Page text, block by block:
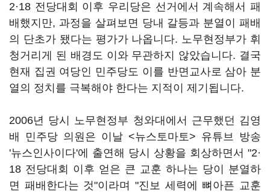
2·18 전당대회 이후 우리당은 선거에서 계속해서 패
배했지만, 과정을 살펴보면 당내 갈등과 분열이 패배
의 단초가 됐다는 평가가 나옵니다. 노무현정부가 휘
청거리게 된 배경도 이와 무관하지 않았습니다. 결국
현재 집권 여당인 민주당도 이를 반면교사로 삼아 분
열의 정치를 극복해야 한다는 지적이 제기됩니다.
2006년 당시 노무현정부 청와대에서 근무했던 김영
배 민주당 의원은 이날 <뉴스토마토> 유튜브 방송
'뉴스인사이다'에 출연해 당시 상황을 회상하면서 "2·
18 전당대회 이후 얻은 큰 교훈 하나는 당이 분열하
면 패배한다는 것"이라며 "진보 세력에 뼈아픈 교훈